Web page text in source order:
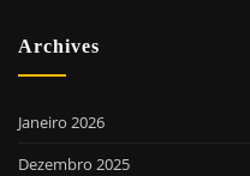
Archives
Janeiro 2026
Dezembro 2025